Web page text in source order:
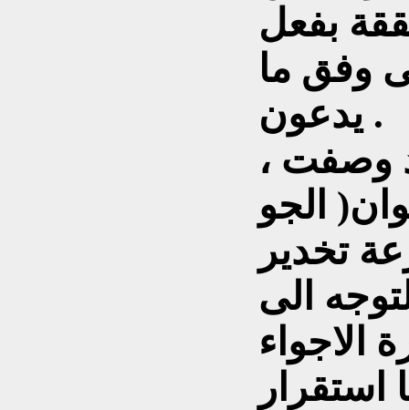
بفعل
وفق ما
يدعون .
، في مقال سابق كنت قد وصفت
الجو
تخدير
الى
الاجواء
استقرار